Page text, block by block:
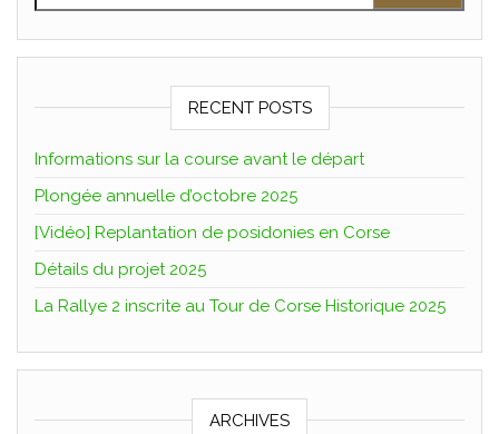
RECENT POSTS
Informations sur la course avant le départ
Plongée annuelle d’octobre 2025
[Vidéo] Replantation de posidonies en Corse
Détails du projet 2025
La Rallye 2 inscrite au Tour de Corse Historique 2025
ARCHIVES